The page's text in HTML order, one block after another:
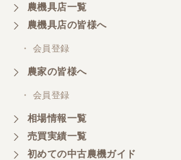
農機具店一覧
農機具店の皆様へ
・ 会員登録
農家の皆様へ
・ 会員登録
相場情報一覧
売買実績一覧
初めての中古農機ガイド